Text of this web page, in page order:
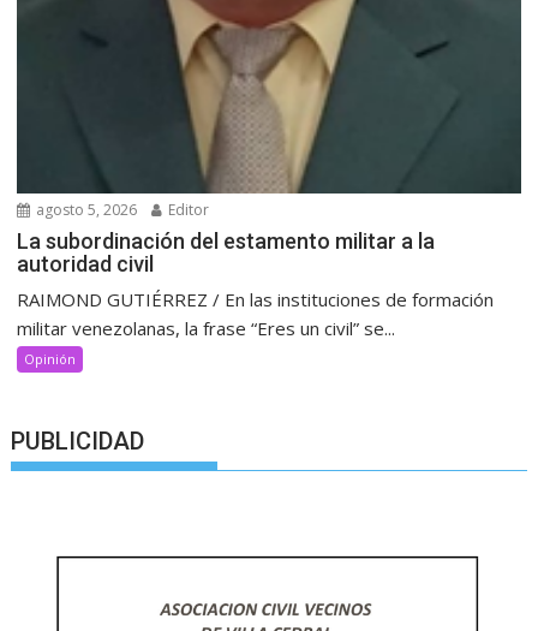
agosto 5, 2026 Editor
La subordinación del estamento militar a la
autoridad civil
RAIMOND GUTIÉRREZ / En las instituciones de formación
militar venezolanas, la frase “Eres un civil” se...
Opinión
PUBLICIDAD